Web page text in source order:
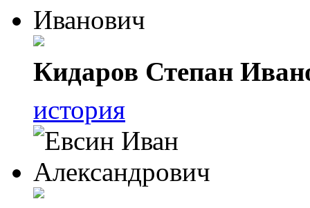
Кидаров Степан
история